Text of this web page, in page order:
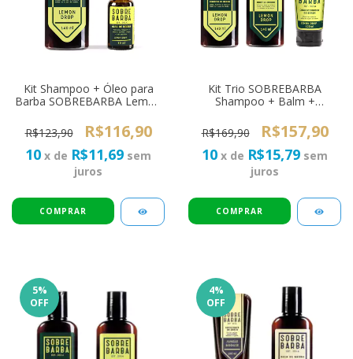
Kit Shampoo + Óleo para
Barba SOBREBARBA Lemon
R$123,90
R$116,90
10 x de R$11,69 sem
juros
Kit Trio SOBREBARBA
Shampoo + Balm +
Lemon Drop
R$169,90 R$157,90
10 x de R$15,79 sem
juros
5%
OFF
4%
OFF